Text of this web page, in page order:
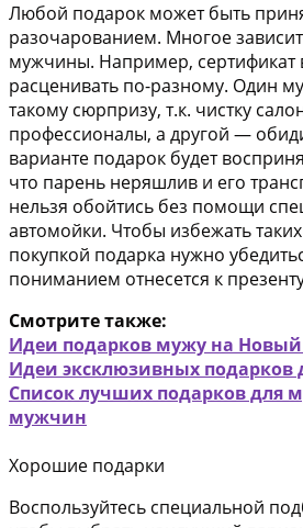
Любой подарок может быть
разочарованием. Многое зависит
мужчины. Например, сертификат
расценивать по-разному. Один
такому сюрпризу, т.к. чистку
профессионалы, а другой —
варианте подарок будет
что парень неряшлив и его
нельзя обойтись без помощи
автомойки. Чтобы избежать
покупкой подарка нужно
пониманием отнесется к
Смотрите также:
Идеи подарков мужу на Новый
Идеи эксклюзивных
Список лучших подарков для
мужчин
Хорошие подарки
Воспользуйтесь специальной